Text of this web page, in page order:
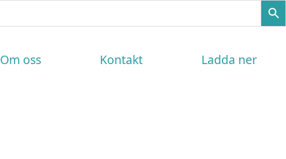
Om oss Kontakt Ladda ner